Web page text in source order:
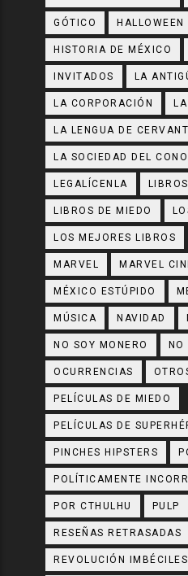
GÓTICO HALLOWEEN
HISTORIA DE MÉXICO
INVITADOS LA
LA CORPORACIÓN
LA LENGUA DE
LA SOCIEDAD DEL
LEGALÍCENLA LIBROS
LIBROS DE MIEDO
LOS MEJORES LIBROS
MARVEL MARVEL
MÉXICO ESTÚPIDO
MÚSICA NAVIDAD
NO SOY MONERO NO
OCURRENCIAS
PELÍCULAS DE MIEDO
PELÍCULAS DE
PINCHES HIPSTERS
POLÍTICAMENTE
POR CTHULHU PULP
RESEÑAS RETRASADAS
REVOLUCIÓN IMBÉCILES